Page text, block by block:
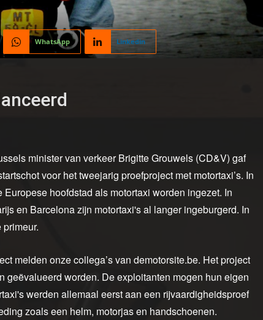
WhatsApp Linkedin
minister van verkeer Brigitte Grouwels (CD&V) gaf
voor het tweejarig proefproject met motortaxi’s. In
hoofdstad als motortaxi worden ingezet. In
en Barcelona zijn motortaxi's al langer ingeburgerd. In
melden onze collega’s van demotorsite.be. Het project
geëvalueerd worden. De exploitanten mogen hun eigen
werden allemaal eerst aan een rijvaardigheidsproef
zoals een helm, motorjas en handschoenen.